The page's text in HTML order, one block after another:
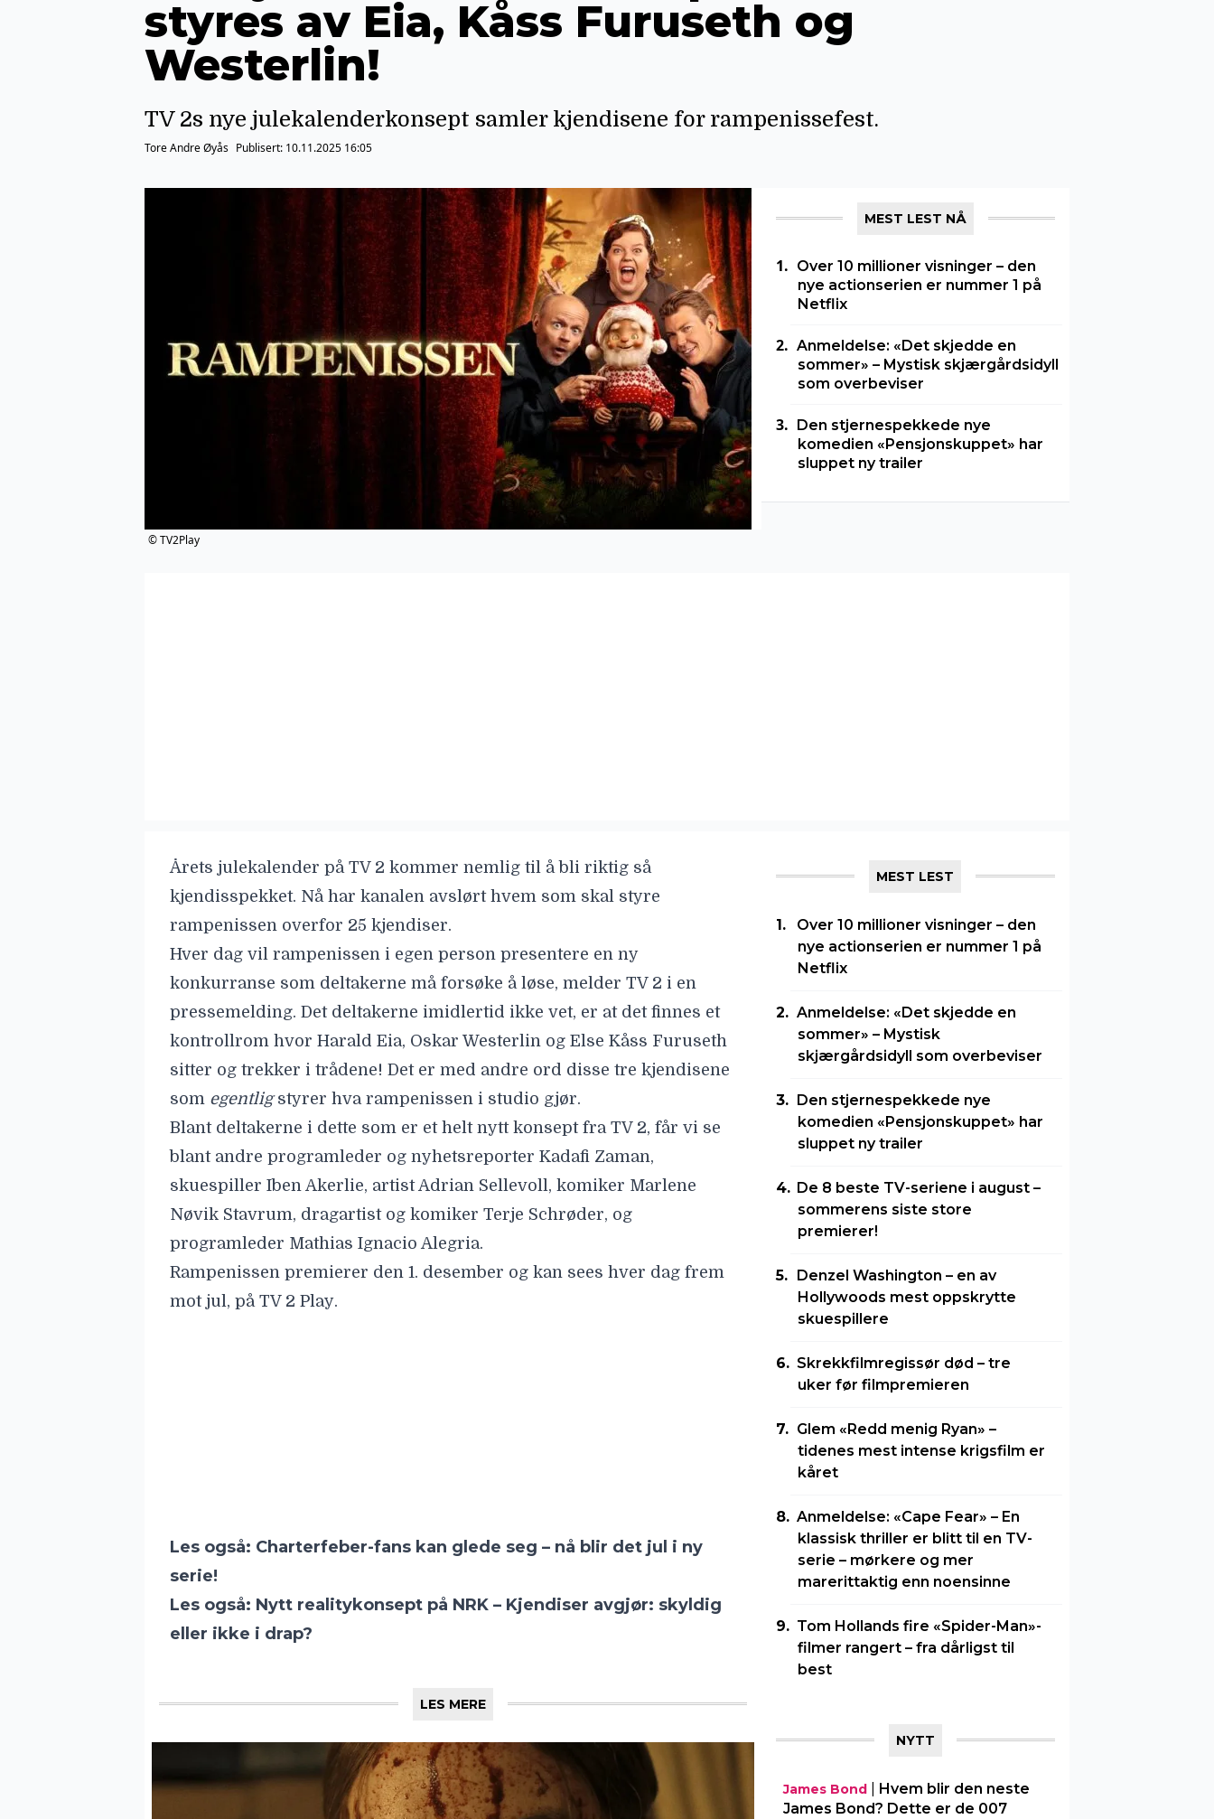
styres av Eia, Kåss Furuseth og
Westerlin!
TV 2s nye julekalenderkonsept samler kjendisene for rampenissefest.
Tore Andre Øyås Publisert: 10.11.2025 16:05
© TV2Play
MEST LEST NÅ
Over 10 millioner visninger – den
nye actionserien er nummer 1 på
Netflix
Anmeldelse: «Det skjedde en
sommer» – Mystisk skjærgårdsidyll
som overbeviser
Den stjernespekkede nye
komedien «Pensjonskuppet» har
sluppet ny trailer
Årets julekalender på TV 2 kommer nemlig til å bli riktig så
kjendisspekket. Nå har kanalen avslørt hvem som skal styre
rampenissen overfor 25 kjendiser.
Hver dag vil rampenissen i egen person presentere en ny
konkurranse som deltakerne må forsøke å løse, melder TV 2 i en
pressemelding. Det deltakerne imidlertid ikke vet, er at det finnes et
kontrollrom hvor Harald Eia, Oskar Westerlin og Else Kåss Furuseth
sitter og trekker i trådene! Det er med andre ord disse tre kjendisene
som egentligstyrer hva rampenissen i studio gjør.
Blant deltakerne i dette som er et helt nytt konsept fra TV 2, får vi se
blant andre programleder og nyhetsreporter Kadafi Zaman,
skuespiller Iben Akerlie, artist Adrian Sellevoll, komiker Marlene
Nøvik Stavrum, dragartist og komiker Terje Schrøder, og
programleder Mathias Ignacio Alegria.
Rampenissen premierer den 1. desember og kan sees hver dag frem
mot jul, på TV 2 Play.
MEST LEST
Over 10 millioner visninger – den
nye actionserien er nummer 1 på
Netflix
Anmeldelse: «Det skjedde en
sommer» – Mystisk
skjærgårdsidyll som overbeviser
Den stjernespekkede nye
komedien «Pensjonskuppet» har
sluppet ny trailer
De 8 beste TV-seriene i august –
sommerens siste store
premierer!
Denzel Washington – en av
Hollywoods mest oppskrytte
skuespillere
Skrekkfilmregissør død – tre
uker før filmpremieren
Glem «Redd menig Ryan» –
tidenes mest intense krigsfilm er
kåret
Anmeldelse: «Cape Fear» – En
klassisk thriller er blitt til en TV-
serie – mørkere og mer
marerittaktig enn noensinne
Tom Hollands fire «Spider-Man»-
filmer rangert – fra dårligst til
best
NYTT
James Bond| Hvem blir den neste
James Bond? Dette er de 007